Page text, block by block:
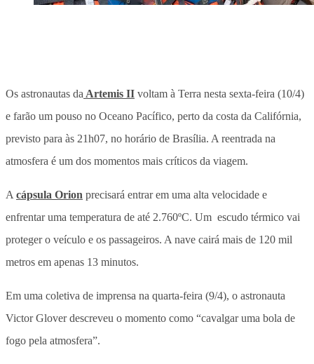
Os astronautas da Artemis II voltam à Terra nesta sexta-feira (10/4)
e farão um pouso no Oceano Pacífico, perto da costa da Califórnia,
previsto para às 21h07, no horário de Brasília. A reentrada na
atmosfera é um dos momentos mais críticos da viagem.
A cápsula Orion precisará entrar em uma alta velocidade e
enfrentar uma temperatura de até 2.760ºC. Um escudo térmico vai
proteger o veículo e os passageiros. A nave cairá mais de 120 mil
metros em apenas 13 minutos.
Em uma coletiva de imprensa na quarta-feira (9/4), o astronauta
Victor Glover descreveu o momento como “cavalgar uma bola de
fogo pela atmosfera”.